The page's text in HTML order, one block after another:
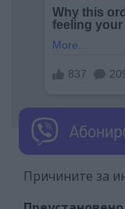
Причините за